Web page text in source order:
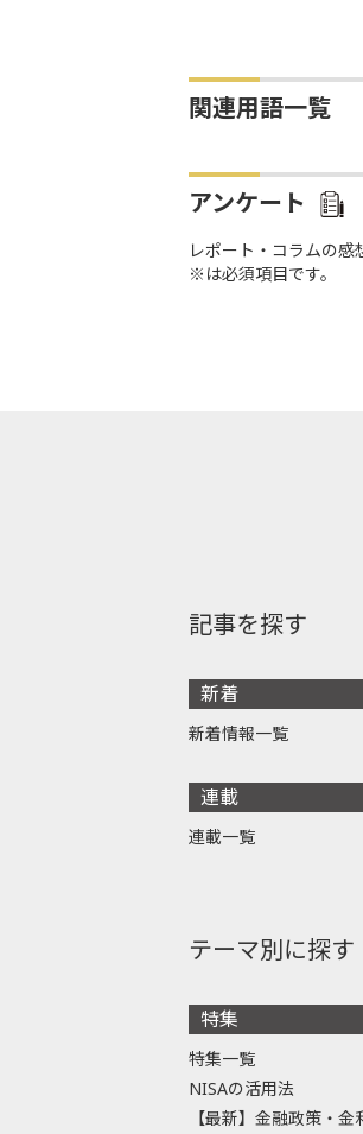
関連用語一覧
アンケート
レポート・コラムの感
※は必須項目です。
記事を探す
新着
新着情報一覧
連載
連載一覧
テーマ別に探す
特集
特集一覧
NISAの活用法
【最新】金融政策・金